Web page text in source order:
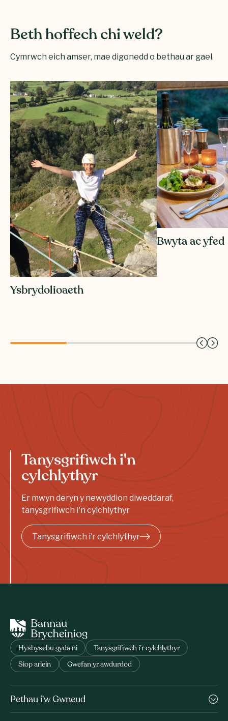
Beth hoffech chi weld?
Cymrwch eich amser, mae digonedd o bethau ar gael.
Ysbrydolioaeth
Bwyta ac yfed
Tanysgrifiwch i'n
cylchlythyr
Er mwyn deryn y newyddion diweddaraf,
tanysgrifiwch i'n cylchlythyr
Tanysgrifiwch i’r cylchlythyr
Hysbysebu gyda ni Tanysgrifiwch i’r cylchlythyr
Siop arlein Gwefan yr awdurdod
Pethau i'w Gwneud